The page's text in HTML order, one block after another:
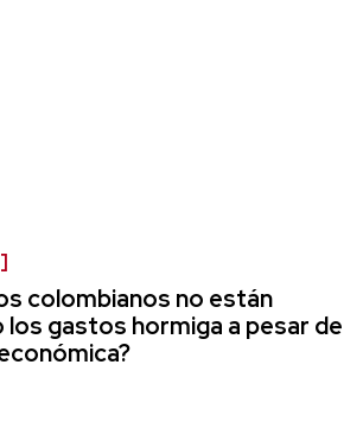
colombianos no están
los gastos hormiga a pesar de